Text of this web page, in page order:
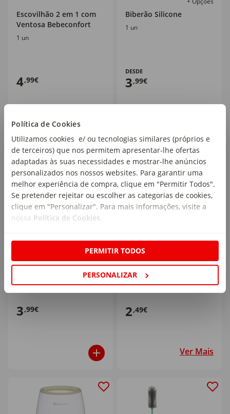
Política de Cookies
Utilizamos cookies e/ ou tecnologias similares (próprios e
de terceiros) que nos permitem apresentar-lhe ofertas
adaptadas às suas necessidades e mostrar-lhe anúncios
personalizados nos nossos websites. Para garantir uma
melhor experiência de compra, clique em "Permitir Todos".
Se pretender rejeitar ou escolher as categorias de cookies,
clique em "Personalizar". Para mais informações, visite a
nossa Política de Cookies.
PERMITIR TODOS
PERSONALIZAR
Escovilhão 2 em 1 com
Ventosa Bebeconfort
1 un
4,99€
Biberão Silicone
1 un
DESDE
3,99€
Doseador de Leite
1 un
3,99€
Conjunto 2 Tetinas
Silicone
1 un
2,49€
Ver Mais